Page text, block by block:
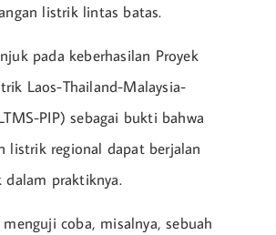
listrik lintas batas.
pada keberhasilan Proyek
Laos-Thailand-Malaysia-
PIP) sebagai bukti bahwa
listrik regional dapat berjalan
dalam praktiknya.
coba, misalnya, sebuah